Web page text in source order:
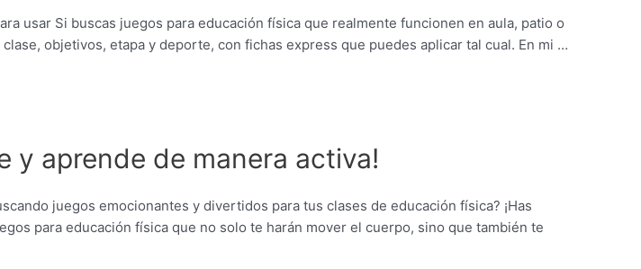
usar Si buscas juegos para educación física que realmente funcionen en aula, patio o
objetivos, etapa y deporte, con fichas express que puedes aplicar tal cual. En mi …
y aprende de manera activa!
juegos emocionantes y divertidos para tus clases de educación física? ¡Has
para educación física que no solo te harán mover el cuerpo, sino que también te